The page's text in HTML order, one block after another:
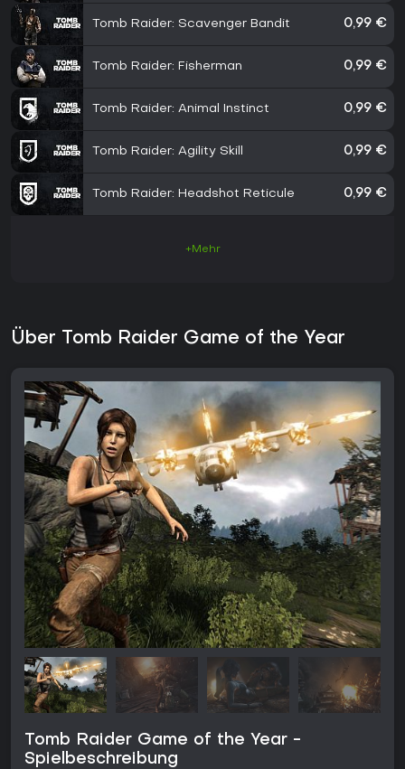
Tomb Raider: Scavenger Bandit 0,99 €
Tomb Raider: Fisherman 0,99 €
Tomb Raider: Animal Instinct 0,99 €
Tomb Raider: Agility Skill 0,99 €
Tomb Raider: Headshot Reticule 0,99 €
+Mehr
Über Tomb Raider Game of the Year
Tomb Raider Game of the Year -
Spielbeschreibung